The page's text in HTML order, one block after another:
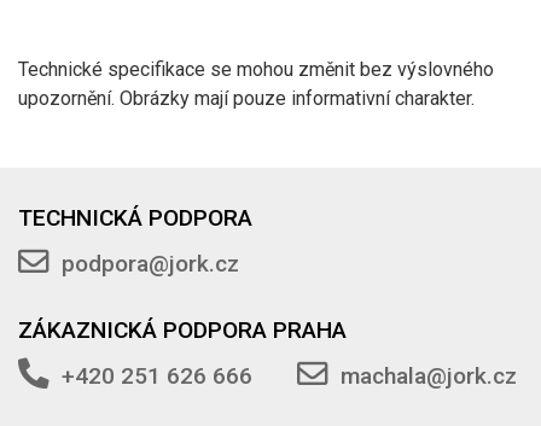
Technické specifikace se mohou změnit bez výslovného
upozornění. Obrázky mají pouze informativní charakter.
TECHNICKÁ PODPORA
podpora@jork.cz
ZÁKAZNICKÁ PODPORA PRAHA
+420 251 626 666
machala@jork.cz